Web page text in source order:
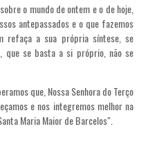
o mundo de ontem e o de hoje,
antepassados e o que fazemos
refaça a sua própria síntese, se
que se basta a si próprio, não se
que, Nossa Senhora do Terço
e nos integremos melhor na
Maria Maior de Barcelos".